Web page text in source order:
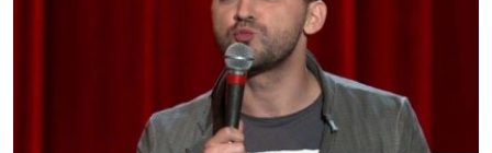
РАСПИСАНИЕ ВЕЩАНИЯ
ПОДПИШИТЕСЬ НА РАССЫЛКУ
СОЦИАЛЬНЫЕ СЕТИ